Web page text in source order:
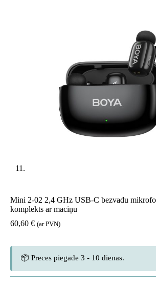
Mini 2-02 2,4 GHz USB-C bezvadu
komplekts ar maciņu
60,60 € (ar PVN)
📦 Preces piegāde 3 - 10 dienas.